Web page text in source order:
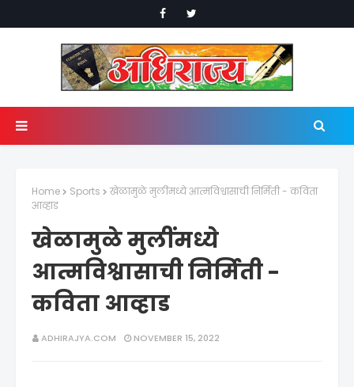
Home Sports
खेळामुळे मुलींमध्ये आत्मविश्वासाची निर्मिती - कविता
आव्हाड
खेळामुळे मुलींमध्ये
आत्मविश्वासाची निर्मिती -
कविता आव्हाड
ADHIRAJYA.COM NOVEMBER 15, 2022